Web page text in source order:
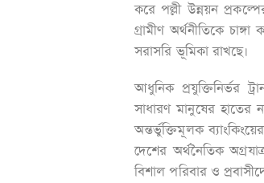
করে পল্লী উন্নয়ন
গ্রামীণ অর্থনীতিকে
সরাসরি ভূমিকা রাখছে।
আধুনিক প্রযুক্তিনির্ভর
সাধারণ মানুষের হাতের
অন্তর্ভুক্তিমূলক
দেশের অর্থনৈতিক
বিশাল পরিবার ও